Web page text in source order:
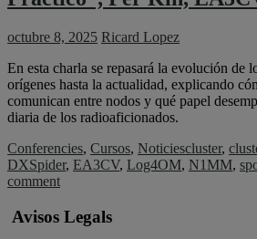
octubre 8, 2025 Ricard Lopez
En esta charla se repasará la evolución de
orígenes hasta la actualidad, explicando
comunican entre nodos y qué papel
diaria de los radioaficionados.
Conferencies, Cursos, Noticiescluster,
DXSpider, EA3CV, Log4OM, N1MM,
comment
Avisos Legals